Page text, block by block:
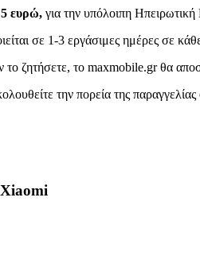
5 ευρώ, για την υπόλοιπη
σε 1-3 εργάσιμες ημέρες σε
ζητήσετε, το maxmobile.gr θα
την πορεία της
Xiaomi